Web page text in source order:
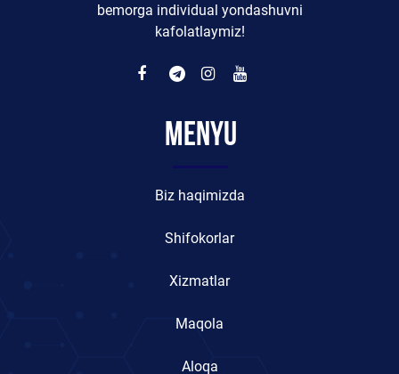
bemorga individual yondashuvni
kafolatlaymiz!
Menyu
Biz haqimizda
Shifokorlar
Xizmatlar
Maqola
Aloqa